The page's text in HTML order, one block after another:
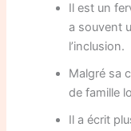
Il est un
a souvent
l’inclusion.
Malgré sa
de famille
Il a écrit